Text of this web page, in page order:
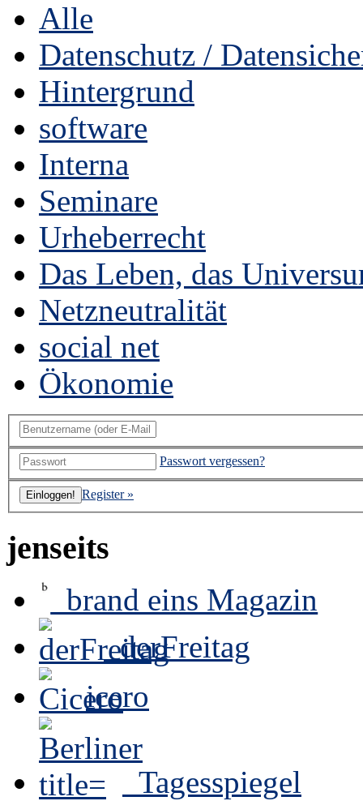
Alle
Datenschutz /
Hintergrund
software
Interna
Seminare
Urheberrecht
Das Leben, das
Netzneutralität
social net
Ökonomie
Passwort vergessen?
Register »
jenseits
brand eins Magazin
derFreitag
icero
Tagesspiegel